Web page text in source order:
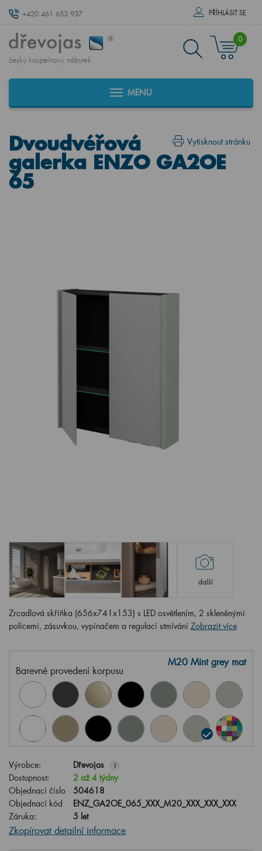
+420 461 653 937 PŘÍHLÁSIT SE
český koupelnový nábytek
0
MENU
Vytisknout stránku
Dvoudvéřová
galerka ENZO GA2OE
65
další
Zrcadlová skříňka (656x741x153) s LED osvětlením, 2 skleněnými
policemi, zásuvkou, vypínačem a regulací stmívání Zobrazit více
Barevné provedení korpusu
M20 Mint grey mat
Výrobce: Dřevojas i
Dostupnost:
2 až 4 týdny
Objednací číslo
504618
Objednací kód
ENZ_GA2OE_065_XXX_M20_XXX_XXX_XXX
Záruka:
5 let
Zkopírovat detailní informace